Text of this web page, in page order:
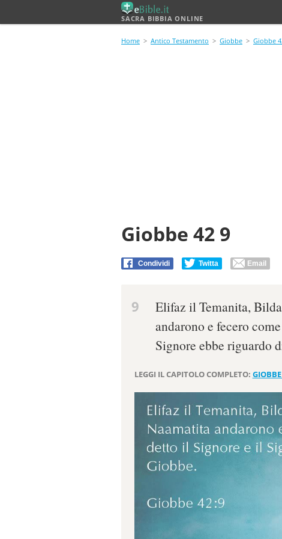
SACRA BIBBIA ONLINE
Home > Antico Testamento > Giobbe > Giobbe
Giobbe 42 9
Condividi Twitta Email
9
Elifaz il Temanita,
andarono e fecero
Signore ebbe riguardo
LEGGI IL CAPITOLO COMPLETO: